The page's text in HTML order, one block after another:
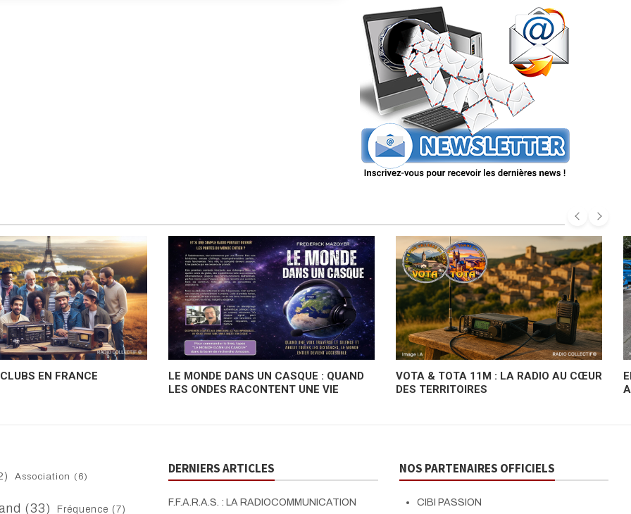
EN FRANCE
LE MONDE DANS UN CASQUE : QUAND
LES ONDES RACONTENT UNE VIE
VOTA & TOTA 11M : LA RADIO AU CŒUR
DES TERRITOIRES
Association (6)
(33) Fréquence (7)
DERNIERS ARTICLES
F.F.A.R.A.S. : LA RADIOCOMMUNICATION
NOS PARTENAIRES OFFICIELS
CIBI PASSION